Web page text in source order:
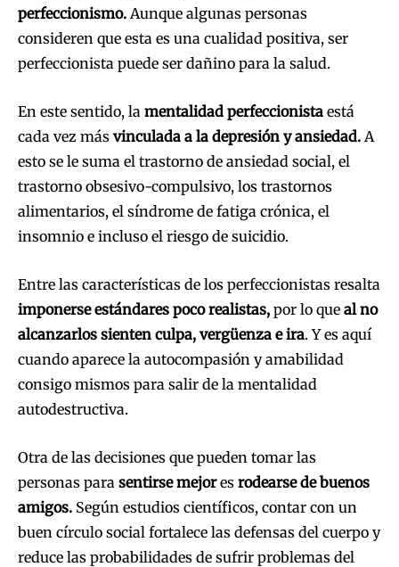
perfeccionismo. Aunque algunas personas
consideren que esta es una cualidad positiva, ser
perfeccionista puede ser dañino para la salud.
En este sentido, la mentalidad perfeccionista está
cada vez más vinculada a la depresión y ansiedad. A
esto se le suma el trastorno de ansiedad social, el
trastorno obsesivo-compulsivo, los trastornos
alimentarios, el síndrome de fatiga crónica, el
insomnio e incluso el riesgo de suicidio.
Entre las características de los perfeccionistas resalta
imponerse estándares poco realistas, por lo que al no
alcanzarlos sienten culpa, vergüenza e ira. Y es aquí
cuando aparece la autocompasión y amabilidad
consigo mismos para salir de la mentalidad
autodestructiva.
Otra de las decisiones que pueden tomar las
personas para sentirse mejores rodearse de buenos
amigos. Según estudios científicos, contar con un
buen círculo social fortalece las defensas del cuerpo y
reduce las probabilidades de sufrir problemas del